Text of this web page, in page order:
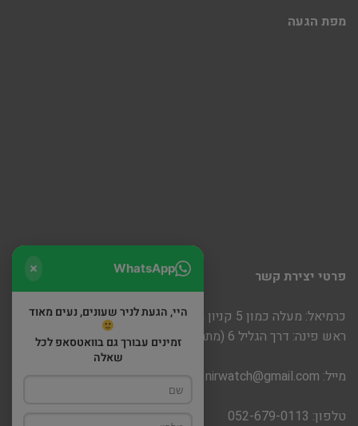
מפת הגעה
פרטי יצירת קשר
כרמיאל: מעלה כמון 5 קניון חוצות
ראש פינה: דרך הגליל 6 (מתחם שופינה)
מייל: nirwatch@gmail.com
טלפון: 052-679-0113
WhatsApp
היי, הגעת לניר שעונים, נעים מאוד
זמינים עבורך גם בוואטסאפ לכל
שאלה